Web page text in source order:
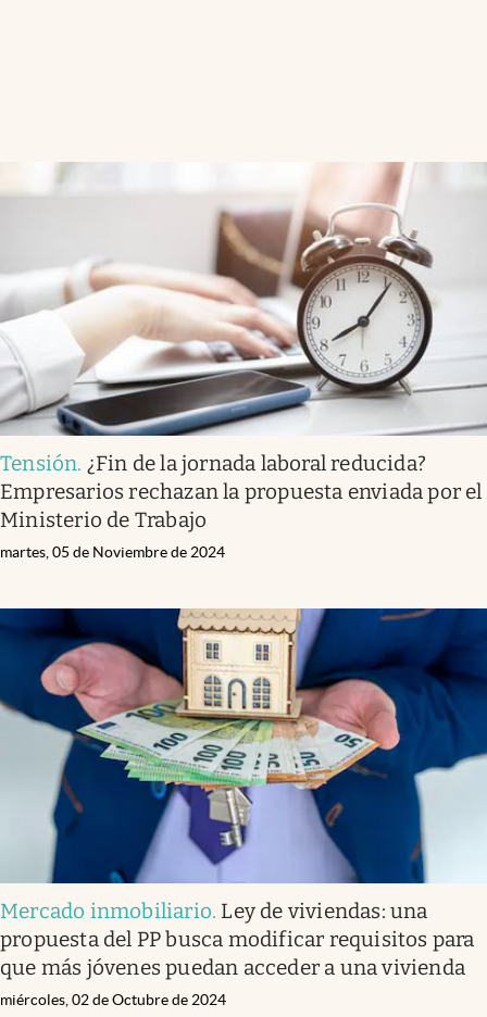
Tensión. ¿Fin de la jornada laboral reducida?
Empresarios rechazan la propuesta enviada por el
Ministerio de Trabajo
martes, 05 de Noviembre de 2024
Mercado inmobiliario. Ley de viviendas: una
propuesta del PP busca modificar requisitos para
que más jóvenes puedan acceder a una vivienda
miércoles, 02 de Octubre de 2024